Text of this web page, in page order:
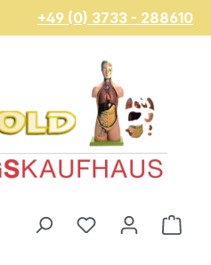
+49 (0) 3733 - 288610
Du hast 0